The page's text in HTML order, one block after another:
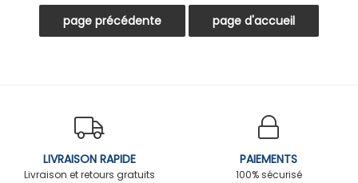
LIVRAISON RAPIDE
Livraison et retours gratuits
PAIEMENTS
100% sécurisé